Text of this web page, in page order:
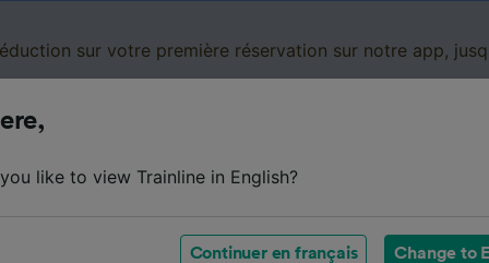
sur votre première réservation sur notre app,
like to view Trainline in English?
Continuer en français Change to